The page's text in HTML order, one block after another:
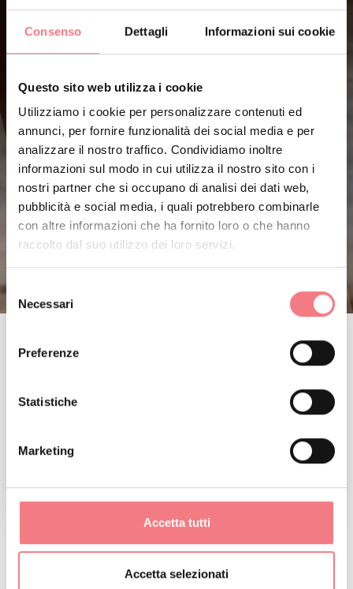
Consenso Dettagli Informazioni sui cookie
Questo sito web utilizza i cookie
Utilizziamo i cookie per personalizzare contenuti ed
annunci, per fornire funzionalità dei social media e per
analizzare il nostro traffico. Condividiamo inoltre
informazioni sul modo in cui utilizza il nostro sito con i
nostri partner che si occupano di analisi dei dati web,
pubblicità e social media, i quali potrebbero combinarle
con altre informazioni che ha fornito loro o che hanno
raccolto dal suo utilizzo dei loro servizi.
Selezione
delNecessari
Preferenze
Statistiche
Marketing
Accetta tutti
Accetta selezionati
SAPORI